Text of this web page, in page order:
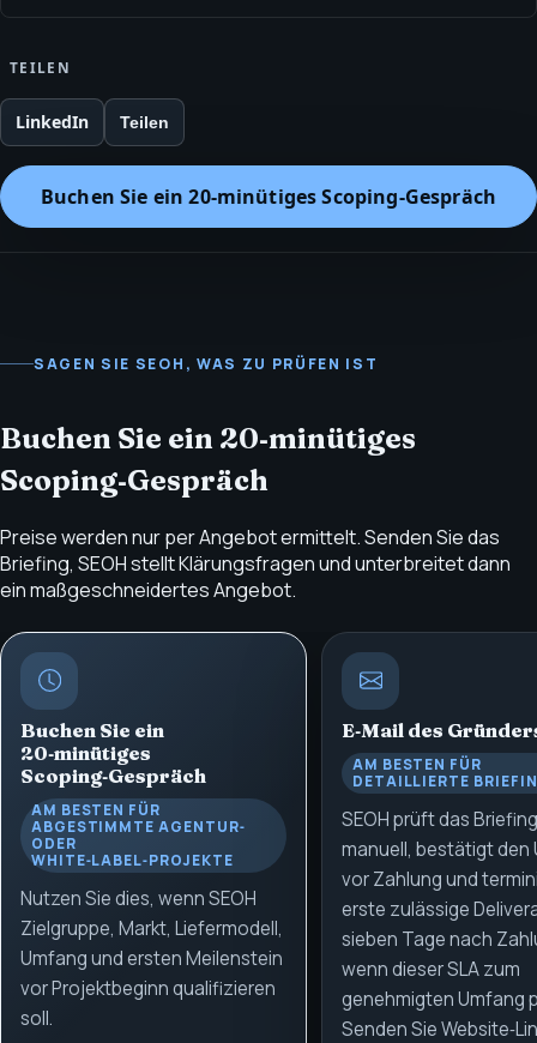
TEILEN
LinkedIn Teilen
Buchen Sie ein 20‑minütiges Scoping‑Gespräch
SAGEN SIE SEOH, WAS ZU PRÜFEN IST
Buchen Sie ein 20‑minütiges
Scoping‑Gespräch
Preise werden nur per Angebot ermittelt. Senden Sie das
Briefing, SEOH stellt Klärungsfragen und unterbreitet dann
ein maßgeschneidertes Angebot.
Buchen Sie ein
20‑minütiges
Scoping‑Gespräch
AM BESTEN FÜR
ABGESTIMMTE AGENTUR‑
ODER
WHITE‑LABEL‑PROJEKTE
Nutzen Sie dies, wenn SEOH
Zielgruppe, Markt, Liefermodell,
Umfang und ersten Meilenstein
vor Projektbeginn qualifizieren
soll.
E‑Mail des
AM BESTEN FÜR
DETAILLIERTE
SEOH prüft das Briefing
manuell, bestätigt den
vor Zahlung und
erste zulässige
sieben Tage nach
wenn dieser SLA zum
genehmigten Umfang
Senden Sie